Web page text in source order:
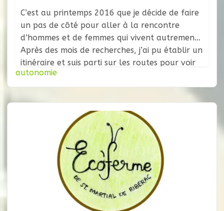
C’est au printemps 2016 que je décide de faire
un pas de côté pour aller à la rencontre
d’hommes et de femmes qui vivent autrement.
Après des mois de recherches, j’ai pu établir un
itinéraire et suis parti sur les routes pour voir
le monde différemment que sur la toile géante
du web. Ce premier
autonomie